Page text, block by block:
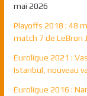
mai 2026
Playoffs 2018 : 48
match 7 de LeBron
Euroligue 2021 :
Istanbul, nouveau
Euroligue 2016 :